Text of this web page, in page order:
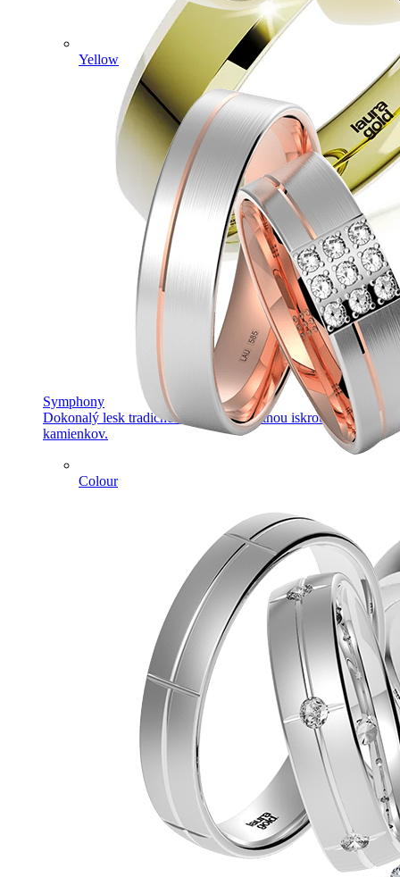
Symphony
Dokonalý lesk tradičného zlata s decentnou iskrou
kamienkov.
Yellow
Colour